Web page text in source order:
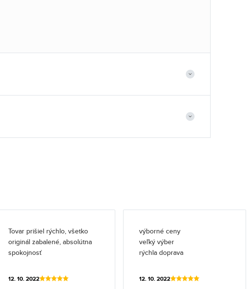
Tovar prišiel rýchlo, všetko
originál zabalené, absolútna
spokojnosť
12. 10. 2022
výborné ceny
veľký výber
rýchla doprava
12. 10. 2022